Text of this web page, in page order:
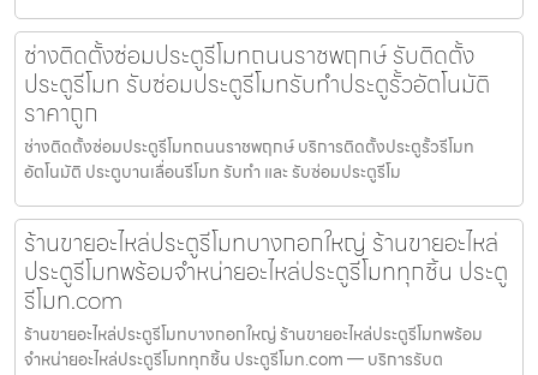
ช่างติดตั้งซ่อมประตูรีโมทถนนราชพฤกษ์ รับติดตั้ง
ประตูรีโมท รับซ่อมประตูรีโมทรับทำประตูรั้วอัตโนมัติ
ราคาถูก
ช่างติดตั้งซ่อมประตูรีโมทถนนราชพฤกษ์ บริการติดตั้งประตูรั้วรีโมท
อัตโนมัติ ประตูบานเลื่อนรีโมท รับทำ และ รับซ่อมประตูรีโม
ร้านขายอะไหล่ประตูรีโมทบางกอกใหญ่ ร้านขายอะไหล่
ประตูรีโมทพร้อมจำหน่ายอะไหล่ประตูรีโมททุกชิ้น ประตู
รีโมท.com
ร้านขายอะไหล่ประตูรีโมทบางกอกใหญ่ ร้านขายอะไหล่ประตูรีโมทพร้อม
จำหน่ายอะไหล่ประตูรีโมททุกชิ้น ประตูรีโมท.com — บริการรับต